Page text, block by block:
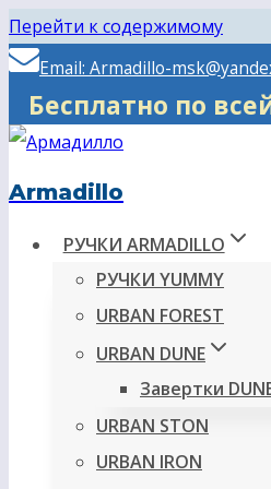
Перейти к содержимому
Email: Armadillo-
Armadillo
РУЧКИ ARMADILLO
РУЧКИ YUMMY
URBAN FOREST
URBAN DUNE
Завертки
URBAN STON
URBAN IRON